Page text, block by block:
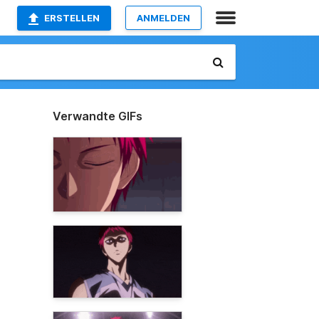
ERSTELLEN ANMELDEN
Verwandte GIFs